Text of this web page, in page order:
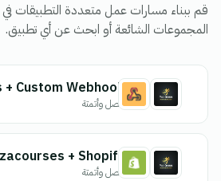
قم ببناء مسارات عمل متعددة التطبيقات
المجموعات الشائعة أو ابحث عن أي تطبيق.
Custom Webhook
اتصل وأتمتة
+ Shopify
اتصل وأتمتة